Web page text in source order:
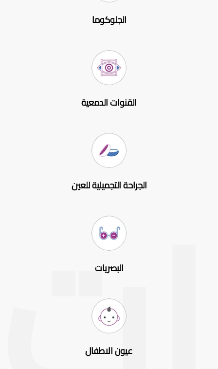
الجلوكوما
القنوات الدمعية
الجراحة التجميلية للعين
البصريات
عيون الاطفال